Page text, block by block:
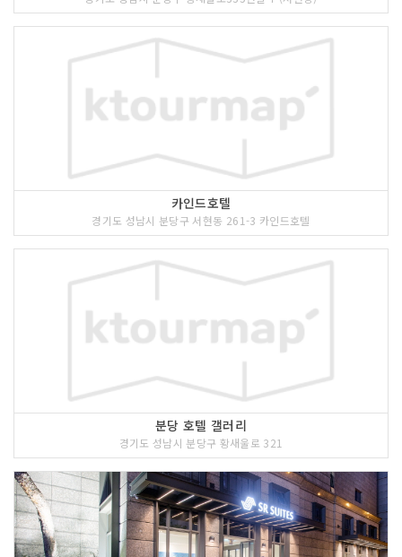
카인드호텔
경기도 성남시 분당구 서현동 261-3 카인드호텔
분당 호텔 갤러리
경기도 성남시 분당구 황새울로 321